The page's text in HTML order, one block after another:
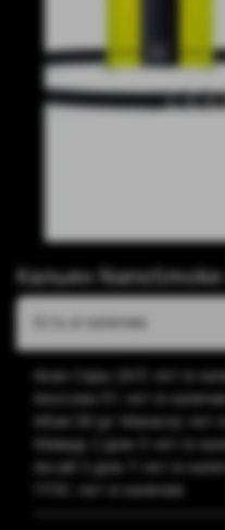
Кальян
Есть в наличии:
Акан Серы 20/5: нет в
Аносова 91: нет в
Абая 58 (уг Манаса): нет
Мамыр 2 дом 3: нет в
Аксай 3 дом 7: нет в
ГРЭС: нет в наличии